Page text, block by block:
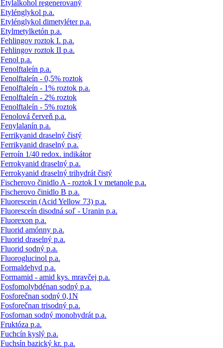
Etylalkohol regenerovaný
Etylénglykol p.a.
Etylénglykol dimetyléter p.a.
Etylmetylketón p.a.
Fehlingov roztok I. p.a.
Fehlingov roztok II p.a.
Fenol p.a.
Fenolftaleín p.a.
Fenolftaleín - 0,5% roztok
Fenolftaleín - 1% roztok p.a.
Fenolftaleín - 2% roztok
Fenolftaleín - 5% roztok
Fenolová červeň p.a.
Fenylalanín p.a.
Ferrikyanid draselný čistý
Ferrikyanid draselný p.a.
Ferroín 1/40 redox. indikátor
Ferrokyanid draselný p.a.
Ferrokyanid draselný trihydrát čistý
Fischerovo činidlo A - roztok I v metanole p.a.
Fischerovo činidlo B p.a.
Fluorescein (Acid Yellow 73) p.a.
Fluoresceín disodná soľ - Uranin p.a.
Fluorexon p.a.
Fluorid amónny p.a.
Fluorid draselný p.a.
Fluorid sodný p.a.
Fluoroglucinol p.a.
Formaldehyd p.a.
Formamid - amid kys. mravčej p.a.
Fosfomolybdénan sodný p.a.
Fosforečnan sodný 0,1N
Fosforečnan trisodný p.a.
Fosfornan sodný monohydrát p.a.
Fruktóza p.a.
Fuchcín kyslý p.a.
Fuchsín bazický kr. p.a.